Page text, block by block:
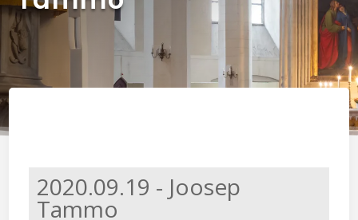
2020.09.19 - Joosep
Tammo